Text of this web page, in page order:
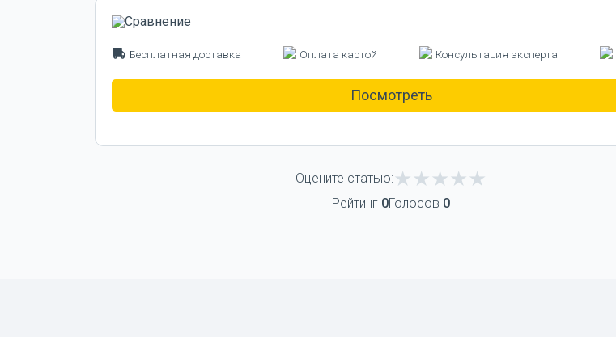
Бесплатная доставка Оплата картой Консультация эксперта
Посмотреть
Оцените статью:
Рейтинг 0Голосов 0